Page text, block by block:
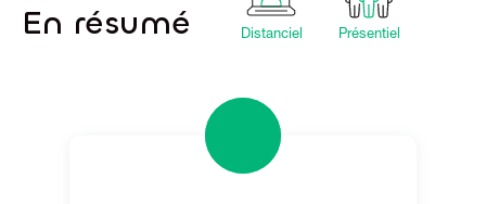
En résumé Distanciel Présentiel